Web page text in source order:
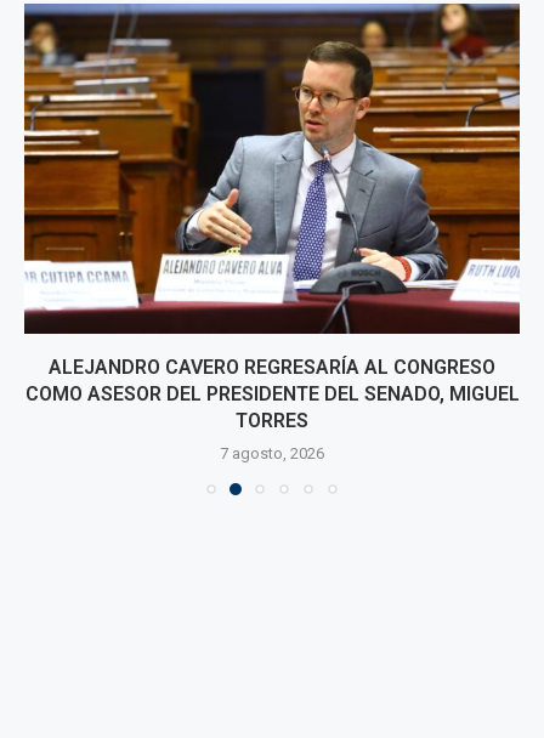
ALEJANDRO CAVERO REGRESARÍA AL CONGRESO
COMO ASESOR DEL PRESIDENTE DEL SENADO, MIGUEL
TORRES
7 agosto, 2026